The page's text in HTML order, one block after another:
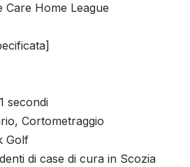
Care Home League
secondi
Cortometraggio
Golf
di case di cura in Scozia